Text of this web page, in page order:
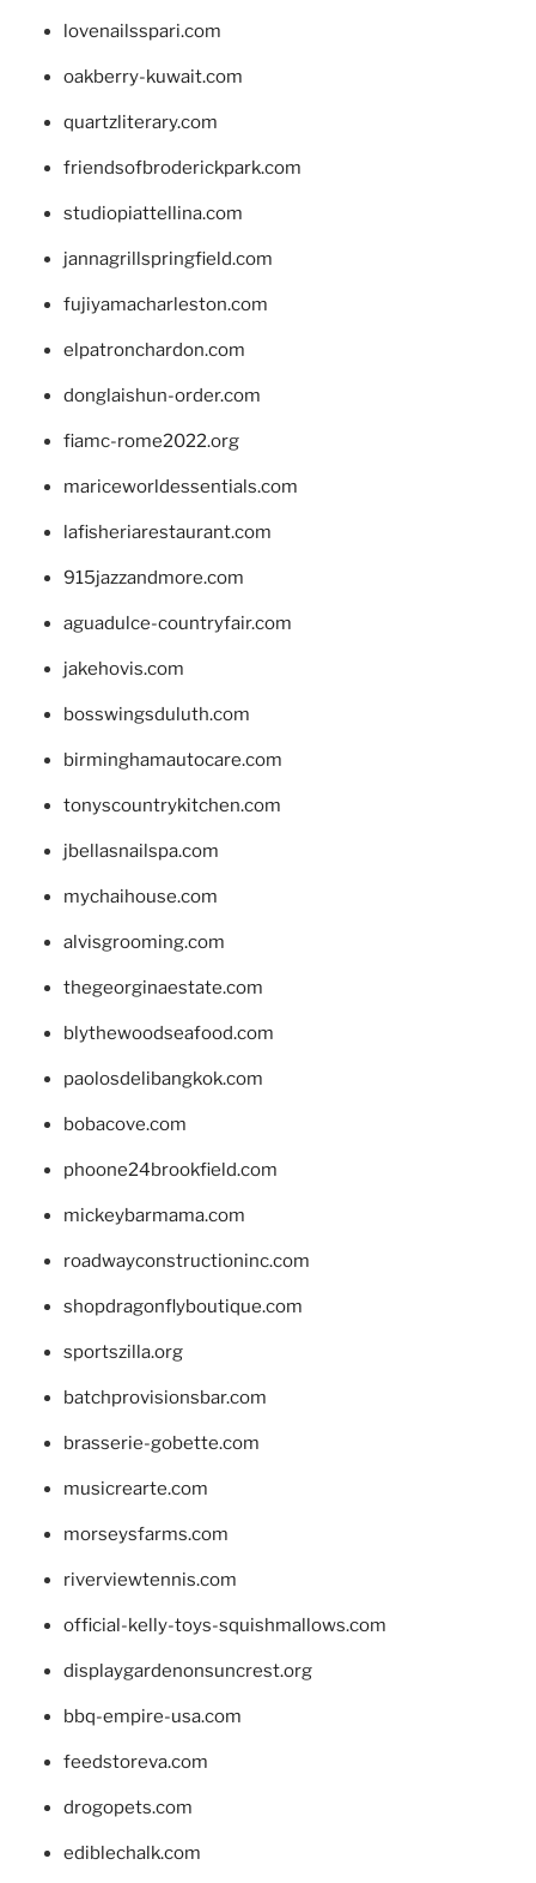
lovenailsspari.com
oakberry-kuwait.com
quartzliterary.com
friendsofbroderickpark.com
studiopiattellina.com
jannagrillspringfield.com
fujiyamacharleston.com
elpatronchardon.com
donglaishun-order.com
fiamc-rome2022.org
mariceworldessentials.com
lafisheriarestaurant.com
915jazzandmore.com
aguadulce-countryfair.com
jakehovis.com
bosswingsduluth.com
birminghamautocare.com
tonyscountrykitchen.com
jbellasnailspa.com
mychaihouse.com
alvisgrooming.com
thegeorginaestate.com
blythewoodseafood.com
paolosdelibangkok.com
bobacove.com
phoone24brookfield.com
mickeybarmama.com
roadwayconstructioninc.com
shopdragonflyboutique.com
sportszilla.org
batchprovisionsbar.com
brasserie-gobette.com
musicrearte.com
morseysfarms.com
riverviewtennis.com
official-kelly-toys-squishmallows.com
displaygardenonsuncrest.org
bbq-empire-usa.com
feedstoreva.com
drogopets.com
ediblechalk.com